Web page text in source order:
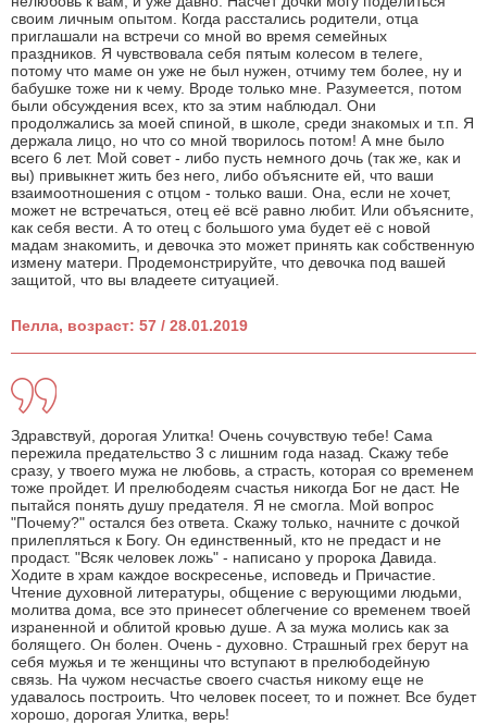
своим личным опытом. Когда расстались родители, отца
приглашали на встречи со мной во время семейных
праздников. Я чувствовала себя пятым колесом в телеге,
потому что маме он уже не был нужен, отчиму тем более, ну и
бабушке тоже ни к чему. Вроде только мне. Разумеется, потом
были обсуждения всех, кто за этим наблюдал. Они
продолжались за моей спиной, в школе, среди знакомых и т.п. Я
держала лицо, но что со мной творилось потом! А мне было
всего 6 лет. Мой совет - либо пусть немного дочь (так же, как и
вы) привыкнет жить без него, либо объясните ей, что ваши
взаимоотношения с отцом - только ваши. Она, если не хочет,
может не встречаться, отец её всё равно любит. Или объясните,
как себя вести. А то отец с большого ума будет её с новой
мадам знакомить, и девочка это может принять как собственную
измену матери. Продемонстрируйте, что девочка под вашей
защитой, что вы владеете ситуацией.
Пелла, возраст: 57 / 28.01.2019
Здравствуй, дорогая Улитка! Очень сочувствую тебе! Сама
пережила предательство 3 с лишним года назад. Скажу тебе
сразу, у твоего мужа не любовь, а страсть, которая со временем
тоже пройдет. И прелюбодеям счастья никогда Бог не даст. Не
пытайся понять душу предателя. Я не смогла. Мой вопрос
"Почему?" остался без ответа. Скажу только, начните с дочкой
прилепляться к Богу. Он единственный, кто не предаст и не
продаст. "Всяк человек ложь" - написано у пророка Давида.
Ходите в храм каждое воскресенье, исповедь и Причастие.
Чтение духовной литературы, общение с верующими людьми,
молитва дома, все это принесет облегчение со временем твоей
израненной и облитой кровью душе. А за мужа молись как за
болящего. Он болен. Очень - духовно. Страшный грех берут на
себя мужья и те женщины что вступают в прелюбодейную
связь. На чужом несчастье своего счастья никому еще не
удавалось построить. Что человек посеет, то и пожнет. Все будет
хорошо, дорогая Улитка, верь!